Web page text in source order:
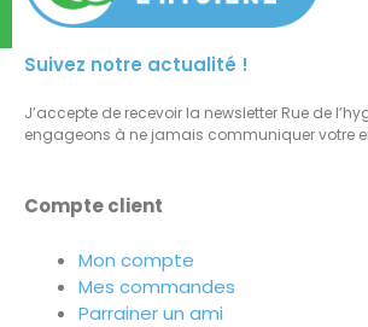
Suivez notre actualité !
J’accepte de recevoir la newsletter Rue de
engageons à ne jamais communiquer votre
Compte client
Mon compte
Mes commandes
Parrainer un ami